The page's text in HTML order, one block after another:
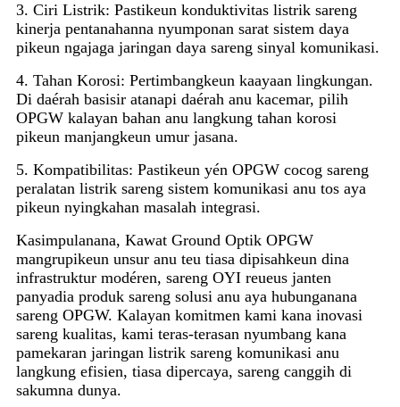
3. Ciri Listrik: Pastikeun konduktivitas listrik sareng
kinerja pentanahanna nyumponan sarat sistem daya
pikeun ngajaga jaringan daya sareng sinyal komunikasi.
4. Tahan Korosi: Pertimbangkeun kaayaan lingkungan.
Di daérah basisir atanapi daérah anu kacemar, pilih
OPGW kalayan bahan anu langkung tahan korosi
pikeun manjangkeun umur jasana.
5. Kompatibilitas: Pastikeun yén OPGW cocog sareng
peralatan listrik sareng sistem komunikasi anu tos aya
pikeun nyingkahan masalah integrasi.
Kasimpulanana, Kawat Ground Optik OPGW
mangrupikeun unsur anu teu tiasa dipisahkeun dina
infrastruktur modéren, sareng OYI reueus janten
panyadia produk sareng solusi anu aya hubunganana
sareng OPGW. Kalayan komitmen kami kana inovasi
sareng kualitas, kami teras-terasan nyumbang kana
pamekaran jaringan listrik sareng komunikasi anu
langkung efisien, tiasa dipercaya, sareng canggih di
sakumna dunya.